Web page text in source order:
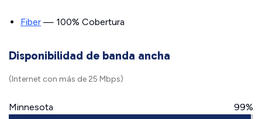
Fiber — 100% Cobertura
Disponibilidad de banda ancha
(Internet con más de 25 Mbps)
Minnesota 99%